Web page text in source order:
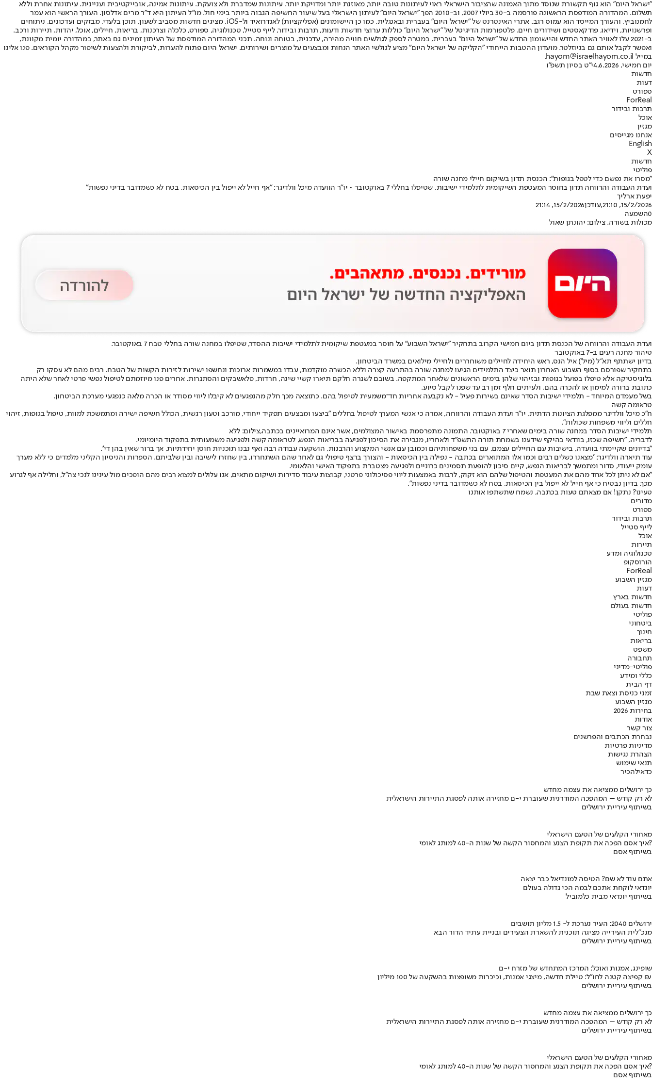
"ישראל היום" הוא גוף תקשורת שנוסד מתוך האמונה שהציבור הישראלי ראוי לעיתונות טובה יותר, מאוזנת יותר ומדויקת יותר. עיתונות שמדברת ולא צועקת. עיתונות אמינה, אובייקטיבית ועניינית. עיתונות אחרת וללא
תשלום. המהדורה המודפסת הראשונה פורסמה ב-30 ביולי 2007, וב-2010 הפך "ישראל היום" לעיתון הישראלי בעל שיעור החשיפה הגבוה ביותר בימי חול. מו"ל העיתון היא ד"ר מרים אדלסון. העורך הראשי הוא עמר
לחמנוביץ, והעורך המייסד הוא עמוס רגב. אתרי האינטרנט של "ישראל היום" בעברית ובאנגלית, כמו כן היישומונים (אפליקציות) לאנדרואיד ול-iOS, מציגים חדשות מסביב לשעון, תוכן בלעדי, מבזקים ועדכונים, ניתוחים
ופרשנויות, וידיאו, פודקאסטים ושידורים חיים. פלטפורמות הדיגיטל של "ישראל היום" כוללות ערוצי חדשות ודעות, תרבות ובידור, לייף סטייל, טכנולוגיה, ספורט, כלכלה וצרכנות, בריאות, חיילים, אוכל, יהדות, תיירות ורכב.
ב-2021 עלו לאוויר האתר החדש והיישומון החדש של "ישראל היום" בעברית, במטרה לספק לגולשים חוויה מהירה, עדכנית, בטוחה ונוחה. תכני המהדורה המודפסת של העיתון זמינים גם באתר, במהדורה יומית מקוונת,
ואפשר לקבל אותם גם בניוזלטר. מועדון ההטבות הייחודי "הקליקה של ישראל היום" מציע לגולשי האתר הנחות ומבצעים על מוצרים ושירותים. ישראל היום פתוח להערות, לביקורת ולהצעות לשיפור מקהל הקוראים. פנו אלינו
במייל hayom@israelhayom.co.il.
יום חמישי, 4.6.2026
י"ט בסיון תשפ"ו
חדשות
דעות
ספורט
ForReal
תרבות ובידור
אוכל
מגזין
אנחנו מגייסים
English
X
חדשות
פוליטי
"מסרו את נפשם כדי לטפל בגופות": הכנסת תדון בשיקום חיילי מחנה שורה
ועדת העבודה והרווחה תדון בחוסר המעטפת השיקומית לתלמידי ישיבות, שטיפלו בחללי 7 באוקטובר • יו"ר הוועדה מיכל וולדיגר: "אף חייל לא ייפול בין הכיסאות, בטח לא כשמדובר בדיני נפשות"
יפעת ארליך
15/2/2026, 21:10
,עודכן15/2/2026, 21:14
0השמעה
מכולות בשורה. צילום: יהונתן שאול
ועדת העבודה והרווחה של הכנסת תדון ביום חמישי הקרוב בתחקיר "ישראל השבוע" על חוסר במעטפת שיקומית לתלמידי ישיבות ההסדר, שטיפלו במחנה שורה בחללי טבח 7 באוקטובר.
טיהור מחנה רעים ב-7 באוקטובר
בדיון ישתתף תא"ל (מיל') איל הנס, ראש היחידה לחיילים משוחררים ולחיילי מילואים במשרד הביטחון.
בתחקיר שפורסם בסוף השבוע האחרון תואר כיצד התלמידים הגיעו למחנה שורה בהתרעה קצרה וללא הכשרה מוקדמת, עבדו במשמרות ארוכות ונחשפו ישירות לזירות הקשות של הטבח. רבים מהם לא עסקו רק
בלוגיסטיקה אלא טיפלו בפועל בגופות ובזיהוי שלהן בימים הראשונים שלאחר המתקפה. בשובם לשגרה חלקם תיארו קשיי שינה, חרדות, פלאשבקים והסתגרות. אחרים פנו מיוזמתם לטיפול נפשי פרטי לאחר שלא היתה
כתובת ברורה למימון או להכרה בהם, ולעיתים חלף זמן רב עד שפנו לקבל סיוע.
בשל מעמדם המיוחד - תלמידי ישיבות הסדר שאינם בשירות פעיל - לא נקבעה אחריות חד־משמעית לטיפול בהם. כתוצאה מכך חלק מהנפגעים לא קיבלו ליווי מסודר או הכרה מלאה כנפגעי מערכת הביטחון.
טראומה קשה
ח"כ מיכל וולדיגר ממפלגת הציונות הדתית, יו"ר ועדת העבודה והרווחה, אמרה כי אנשי המערך לטיפול בחללים "ביצעו ומבצעים תפקיד ייחודי, מורכב וטעון רגשית, הכולל חשיפה ישירה ומתמשכת למוות, טיפול בגופות, זיהוי
חללים וליווי משפחות שכולות".
תלמידי ישיבות הסדר במחנה שורה בימים שאחרי 7 באוקטובר. התמונה מתפרסמת באישור המצולמים, אשר אינם המרואיינים בכתבה,צילום: ללא
לדבריה, "חשיפה שכזו, בוודאי בהיקף שידענו בשמחת תורה התשפ"ד ולאחריו, מגבירה את הסיכון לפגיעה בבריאות הנפש, לטראומה קשה ולפגיעה משמעותית בתפקוד היומיומי.
"בדיונים שקיימתי בוועדה, בישיבות עם החיילים עצמם, עם בני משפחותיהם וכמובן עם אנשי המקצוע והרבנות, הושקעה עבודה רבה ואף נבנו תוכניות חוסן יחידתיות, אך ברור שאין בהן די''.
עוד תיארה וולדיגר: ''מצאנו כשלים רבים וכמו אלו המתוארים בכתבה - נפילה בין הכיסאות - והצורך ברצף טיפולי גם לאחר שהם השתחררו, בין שחזרו לישיבה ובין שלביתם. הספרות והניסיון הקליני מלמדים כי ללא מערך
עומק ייעודי, סדור ומתמשך לבריאות הנפש, קיים סיכון להופעת תסמינים כרוניים ולפגיעה מצטברת בתפקוד האישי והלאומי.
"אם לא ניתן לכל אחד מהם את המעטפת והטיפול שלהם הוא זקוק, לרבות באמצעות ליווי פסיכולוגי פרטני, קבוצות עיבוד סדירות ושיקום מתאים, אנו עלולים למצוא רבים מהם הופכים מול עינינו לנכי צה"ל, וחלילה אף לגרוע
מכך. בדיון נבטיח כי אף חייל לא ייפול בין הכיסאות, בטח לא כשמדובר בדיני נפשות".
טעינו? נתקן! אם מצאתם טעות בכתבה, נשמח שתשתפו אותנו
מדורים
ספורט
תרבות ובידור
לייף סטייל
אוכל
תיירות
טכנולוגיה ומדע
הורוסקופ
ForReal
מגזין השבוע
דעות
חדשות בארץ
חדשות בעולם
פוליטי
ביטחוני
חינוך
בריאות
משפט
תחבורה
פוליטי-מדיני
כללי ומידע
דף הבית
זמני כניסת וצאת שבת
מגזין השבוע
בחירות 2026
אודות
צור קשר
נבחרת הכתבים והפרשנים
מדיניות פרטיות
הצהרת נגישות
תנאי שימוש
כדאילהכיר
כך ירושלים ממציאה את עצמה מחדש
לא רק קודש – המהפכה המודרנית שעוברת י-ם מחזירה אותה לפסגת התיירות הישראלית
בשיתוף עיריית ירושלים
מאחורי הקלעים של הטעם הישראלי
איך אסם הפכה את תקופת הצנע והמחסור הקשה של שנות ה-40 למותג לאומי?
בשיתוף אסם
אתם עוד לא שם? הטיסה למונדיאל כבר יצאה
יונדאי לוקחת אתכם לבמה הכי גדולה בעולם
בשיתוף יונדאי מבית כלמוביל
ירושלים 2040: העיר נערכת ל- 1.5 מליון תושבים
מנכ"לית העירייה מציגה תוכנית להשארת הצעירים ובניית עתיד הדור הבא
בשיתוף עיריית ירושלים
שופינג, אמנות ואוכל: המרכז המתחדש של מזרח י-ם
קפיצה קטנה לחו"ל: טיילת חדשה, מיצגי אמנות, וכיכרות משופצות בהשקעה של 100 מיליון ₪
בשיתוף עיריית ירושלים
כך ירושלים ממציאה את עצמה מחדש
לא רק קודש – המהפכה המודרנית שעוברת י-ם מחזירה אותה לפסגת התיירות הישראלית
בשיתוף עיריית ירושלים
מאחורי הקלעים של הטעם הישראלי
איך אסם הפכה את תקופת הצנע והמחסור הקשה של שנות ה-40 למותג לאומי?
בשיתוף אסם